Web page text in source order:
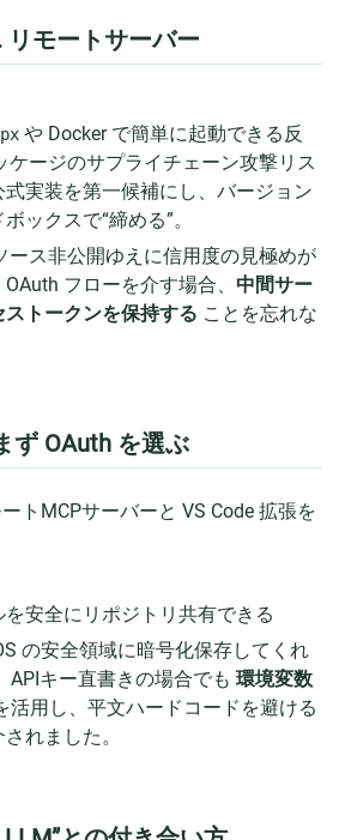
リモートサーバー
や Docker で簡単に起動できる反
ケージのサプライチェーン攻撃リス
式実装を第一候補にし、バージョン
ックスで“締める”。
ース非公開ゆえに信用度の見極めが
フローを介す場合、 中間サー
トークンを保持する ことを忘れな
ず OAuth を選ぶ
トMCPサーバーと VS Code 拡張を
安全にリポジトリ共有できる
の安全領域に暗号化保存してくれ
APIキー直書きの場合でも 環境変数
活用し、平文ハードコードを避ける
れました。